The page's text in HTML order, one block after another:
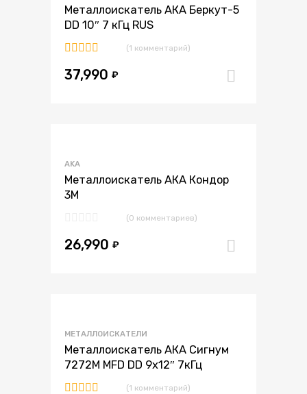
Металлоискатель АКА Беркут-5
DD 10″ 7 кГц RUS
5.00из 5
(1 комментарий)
37,990 ₽
AKA
Металлоискатель АКА Кондор
3М
(0 комментариев)
26,990 ₽
МЕТАЛЛОИСКАТЕЛИ
Металлоискатель АКА Сигнум
7272М MFD DD 9х12″ 7кГц
(1 комментарий)